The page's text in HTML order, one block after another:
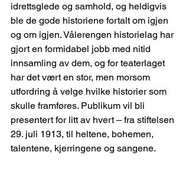
idrettsglede og samhold, og heldigvis
ble de gode historiene fortalt om igjen
og om igjen. Vålerengen historielag har
gjort en formidabel jobb med nitid
innsamling av dem, og for teaterlaget
har det vært en stor, men morsom
utfordring å velge hvilke historier som
skulle framføres. Publikum vil bli
presentert for litt av hvert – fra stiftelsen
29. juli 1913, til heltene, bohemen,
talentene, kjerringene og sangene.